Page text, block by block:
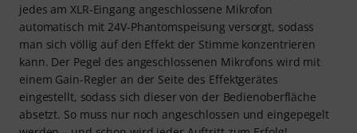
jedes am XLR-Eingang angeschlossene Mikrofon
automatisch mit 24V-Phantomspeisung versorgt, sodass
man sich völlig auf den Effekt der Stimme konzentrieren
kann. Der Pegel des angeschlossenen Mikrofons wird mit
einem Gain-Regler an der Seite des Effektgerätes
eingestellt, sodass sich dieser von der Bedienoberfläche
absetzt. So muss nur noch angeschlossen und eingepegelt